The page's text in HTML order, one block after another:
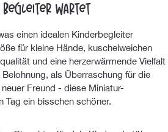
wartet
einen idealen Kinderbegleiter
für kleine Hände, kuschelweichen
und eine herzerwärmende Vielfalt
als Überraschung für die
Freund - diese Miniatur-
Tag ein bisschen schöner.